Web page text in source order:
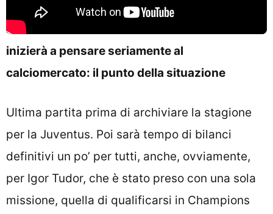
Le ultime notizie sui bianconeri. Da lunedì si
inizierà a pensare seriamente al
calciomercato: il punto della situazione
Ultima partita prima di archiviare la stagione
per la Juventus. Poi sarà tempo di bilanci
definitivi un po’ per tutti, anche, ovviamente,
per Igor Tudor, che è stato preso con una sola
missione, quella di qualificarsi in Champions